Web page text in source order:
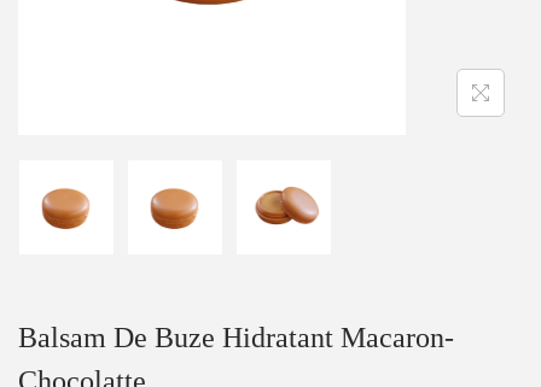
Balsam De Buze Hidratant Macaron-
Chocolatte